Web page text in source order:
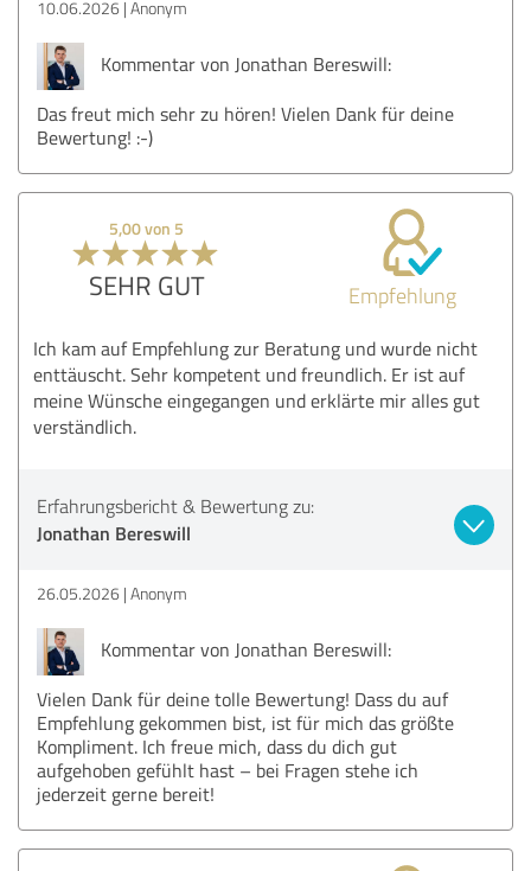
10.06.2026 Anonym
Kommentar von Jonathan Bereswill:
Das freut mich sehr zu hören! Vielen Dank für deine
Bewertung! :-)
5,00 von 5
SEHR GUT Empfehlung
Ich kam auf Empfehlung zur Beratung und wurde nicht
enttäuscht. Sehr kompetent und freundlich. Er ist auf
meine Wünsche eingegangen und erklärte mir alles gut
verständlich.
Erfahrungsbericht & Bewertung zu:
Jonathan Bereswill
26.05.2026 Anonym
Kommentar von Jonathan Bereswill:
Vielen Dank für deine tolle Bewertung! Dass du auf
Empfehlung gekommen bist, ist für mich das größte
Kompliment. Ich freue mich, dass du dich gut
aufgehoben gefühlt hast – bei Fragen stehe ich
jederzeit gerne bereit!